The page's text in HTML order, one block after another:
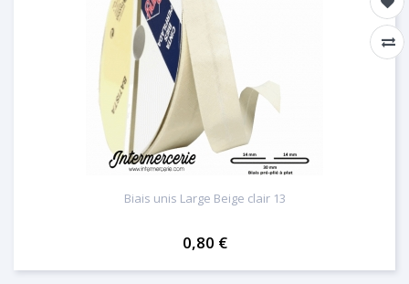
Biais unis Large Beige clair 13
0,80 €